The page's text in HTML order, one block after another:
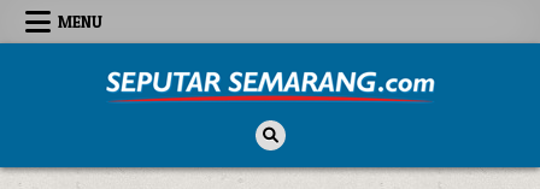
Skip to content
MENU